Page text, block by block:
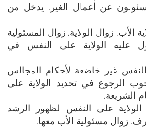
عن أعمال الغير. يدخل من
الأب. زوال الولاية. زوال المسئولية
عليه الولاية على النفس في
النفس غير خاضعة لأحكام المجالس
الرجوع في تحديد الولاية على
الشريعة.
الولاية على النفس لظهور الرشد
زوال مسئولية الأب معها.